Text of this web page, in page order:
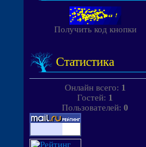
Получить код кнопки
Статистика
Онлайн всего: 1
Гостей: 1
Пользователей: 0